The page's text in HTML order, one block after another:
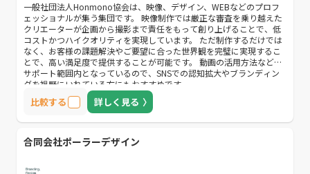
一般社団法人Honmono協会は、映像、デザイン、WEBなどのプロフ
ェッショナルが集う集団です。 映像制作では厳正な審査を乗り越えた
クリエーターが企画から撮影まで責任をもって創り上げることで、低
コストかつハイクオリティを実現しています。 ただ制作するだけでは
なく、お客様の課題解決やご要望に合った世界観を完璧に実現するこ
とで、高い満足度で提供することが可能です。 動画の活用方法なども
サポート範囲内となっているので、SNSでの認知拡大やブランディン
グを視野にいれている方にもおすすめです。
比較する 詳しく見る
合同会社ポーラーデザイン